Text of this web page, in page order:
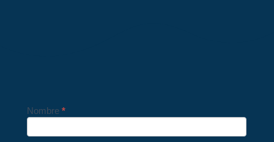
Contacto
Nombre *